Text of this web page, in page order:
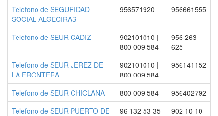
Telefono de SEGURIDAD
SOCIAL ALGECIRAS
956571920 956661555
Telefono de SEUR CADIZ
902101010 |
800 009 584
956 263
625
Telefono de SEUR JEREZ DE
LA FRONTERA
902101010 |
800 009 584
956141152
Telefono de SEUR CHICLANA 800 009 584
956402792
Telefono de SEUR PUERTO DE
96 132 53 35
902 10 10